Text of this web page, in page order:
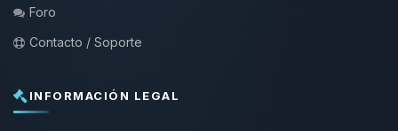
Foro
Contacto / Soporte
INFORMACIÓN LEGAL